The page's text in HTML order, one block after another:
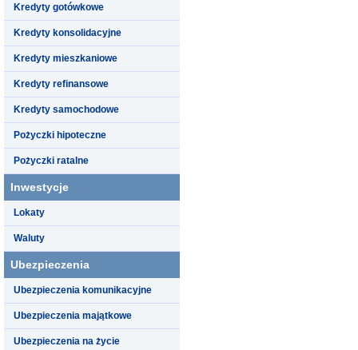
Kredyty gotówkowe
Kredyty konsolidacyjne
Kredyty mieszkaniowe
Kredyty refinansowe
Kredyty samochodowe
Pożyczki hipoteczne
Pożyczki ratalne
Inwestycje
Lokaty
Waluty
Ubezpieczenia
Ubezpieczenia komunikacyjne
Ubezpieczenia majątkowe
Ubezpieczenia na życie